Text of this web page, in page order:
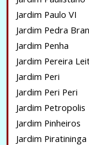
Jardim Paulo VI
Jardim Pedra
Jardim Penha
Jardim Pereira
Jardim Peri
Jardim Peri Peri
Jardim Petropolis
Jardim Pinheiros
Jardim Piratininga